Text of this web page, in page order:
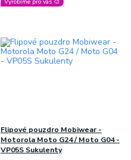
Flipové pouzdro Mobiwear -
Motorola Moto G24 / Moto G04 -
VP05S Sukulenty